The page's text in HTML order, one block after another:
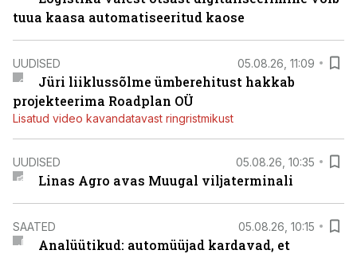
tuua kaasa automatiseeritud kaose
UUDISED 05.08.26, 11:09
Jüri liiklussõlme ümberehitust hakkab
projekteerima Roadplan OÜ
Lisatud video kavandatavast ringristmikust
UUDISED 05.08.26, 10:35
Linas Agro avas Muugal viljaterminali
SAATED 05.08.26, 10:15
Analüütikud: automüüjad kardavad, et